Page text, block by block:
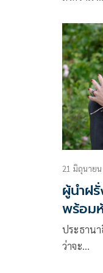
21 มิถุนายน
ผู้นำฝ
พร้อม
ความ
ประธาน
ว่าจะ…